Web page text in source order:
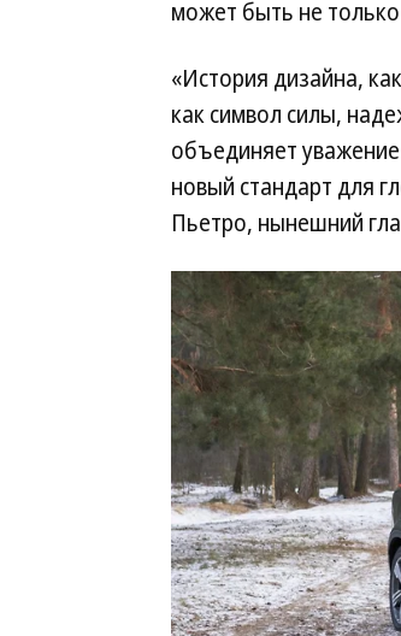
может быть не
«История дизайна,
как символ силы,
объединяет
новый стандарт для
Пьетро, нынешний